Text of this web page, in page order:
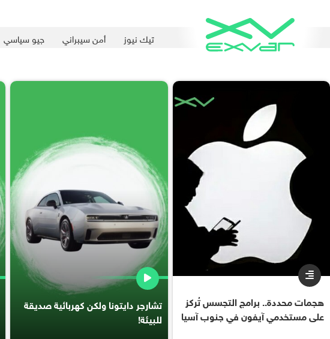
تيك نيوز أمن سيبراني جيو سياسي
تشارجر دايتونا ولكن كهربائية صديقة
للبيئة!
هجمات محددة.. برامج التجسس تُركز
على مستخدمي آيفون في جنوب آسيا